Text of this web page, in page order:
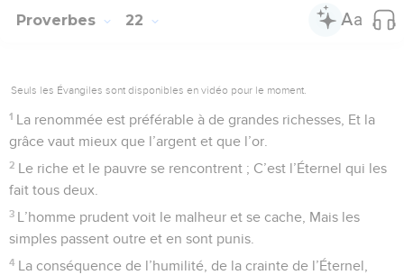
Proverbes 22
Seuls les Évangiles sont disponibles en vidéo pour le moment.
1 La renommée est préférable à de grandes richesses, Et la
grâce vaut mieux que l’argent et que l’or.
2 Le riche et le pauvre se rencontrent ; C’est l’Éternel qui les
fait tous deux.
3 L’homme prudent voit le malheur et se cache, Mais les
simples passent outre et en sont punis.
4 La conséquence de l’humilité, de la crainte de l’Éternel,